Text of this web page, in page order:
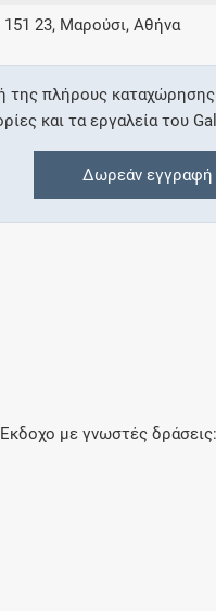
Συνδρομές
για τα οφέλη και
151 23, Μαρούσι, Αθήνα
της πλήρους καταχώρησης
και τα εργαλεία του
Δωρεάν εγγραφή
με γνωστές